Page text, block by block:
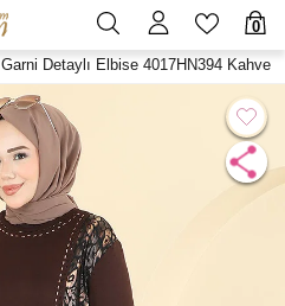
0
Garni Detaylı Elbise 4017HN394 Kahve